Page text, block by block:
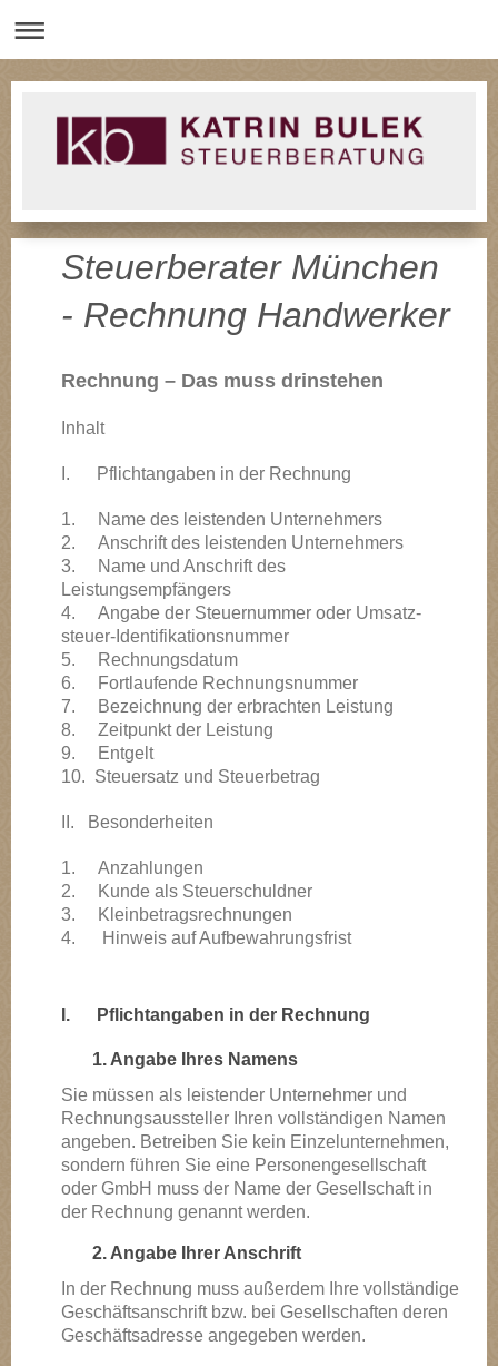
Steuerberater München
- Rechnung Handwerker
Rechnung – Das muss drinstehen
Inhalt
I. Pflichtangaben in der Rechnung
1. Name des leistenden Unternehmers
2. Anschrift des leistenden Unternehmers
3. Name und Anschrift des
Leistungsempfängers
4. Angabe der Steuernummer oder Umsatz-
steuer-Identifikationsnummer
5. Rechnungsdatum
6. Fortlaufende Rechnungsnummer
7. Bezeichnung der erbrachten Leistung
8. Zeitpunkt der Leistung
9. Entgelt
10. Steuersatz und Steuerbetrag
II. Besonderheiten
1. Anzahlungen
2. Kunde als Steuerschuldner
3. Kleinbetragsrechnungen
4. Hinweis auf Aufbewahrungsfrist
I. Pflichtangaben in der Rechnung
1. Angabe Ihres Namens
Sie müssen als leistender Unternehmer und
Rechnungsaussteller Ihren vollständigen Namen
angeben. Betreiben Sie kein Einzelunternehmen,
sondern führen Sie eine Personengesellschaft
oder GmbH muss der Name der Gesellschaft in
der Rechnung genannt werden.
2. Angabe Ihrer Anschrift
In der Rechnung muss außerdem Ihre vollständige
Geschäftsanschrift bzw. bei Gesellschaften deren
Geschäftsadresse angegeben werden.